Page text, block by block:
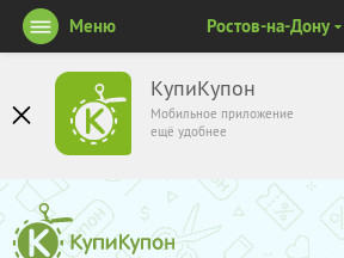
КупиКупон
Мобильное приложение
ещё удобнее
Меню Ростов-на-Дону